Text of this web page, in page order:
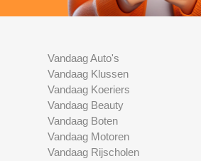
Vandaag Auto's
Vandaag Klussen
Vandaag Koeriers
Vandaag Beauty
Vandaag Boten
Vandaag Motoren
Vandaag Rijscholen